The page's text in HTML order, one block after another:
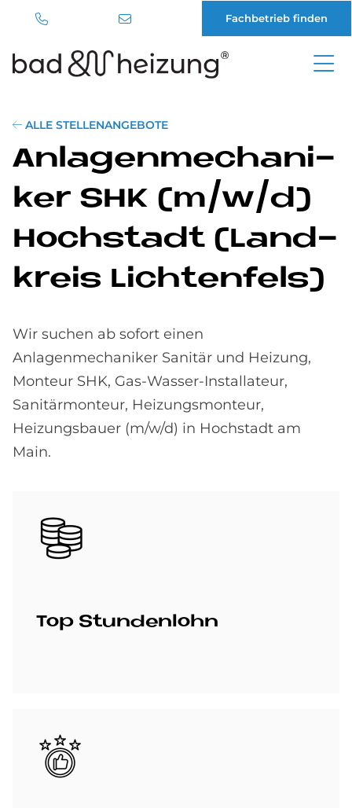
Inhalt
Fachbetrieb finden
ALLE STELLENANGEBOTE
An­la­gen­me­cha­ni­
ker SHK (m/w/d)
Hoch­sta­dt (Land­
kreis Lich­ten­fels)
Wir suchen ab sofort einen
Anlagenmechaniker Sanitär und Heizung,
Monteur SHK, Gas-Wasser-Installateur,
Sanitärmonteur, Heizungsmonteur,
Heizungsbauer (m/w/d) in Hochstadt am
Main.
Bild
Top Stun­den­lohn
Bild